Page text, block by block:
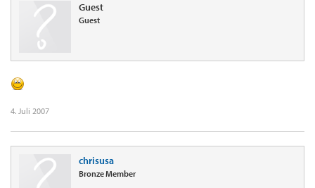
Guest
Guest
4. Juli 2007
chrisusa
Bronze Member